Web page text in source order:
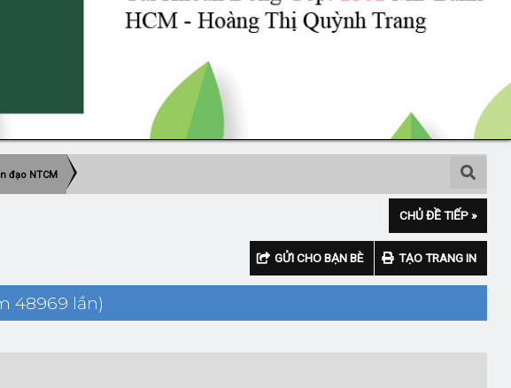
đạo NTCM
CHỦ ĐỀ TIẾP »
GỬI CHO BẠN BÈ TẠO TRANG IN
48969 lần)